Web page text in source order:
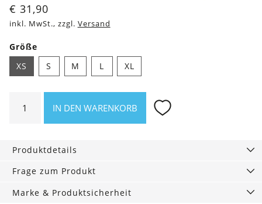
€ 31,90
inkl. MwSt., zzgl. Versand
Größe
XS
S M L XL
Rose
and
dance.
IN DEN WARENKORB
Produktdetails
Frage zum Produkt
Marke & Produktsicherheit